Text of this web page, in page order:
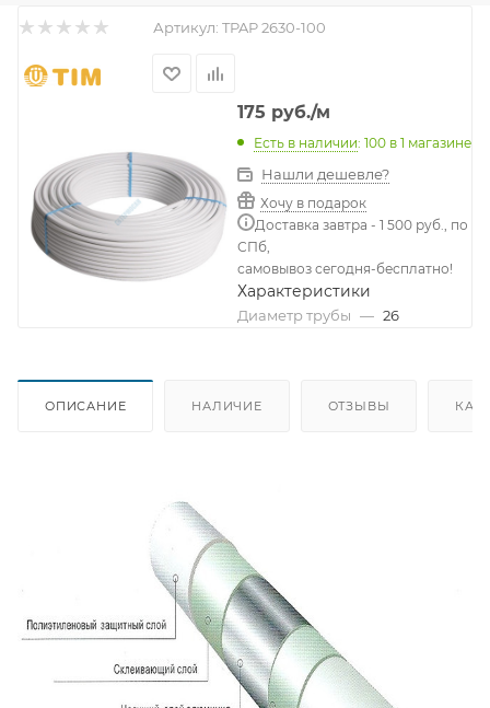
Артикул: TPAP 2630-100
175 руб./м
Есть в наличии: 100 в 1 магазине
Нашли дешевле?
Хочу в подарок
Доставка завтра - 1 500 руб., по
СПб,
самовывоз сегодня-бесплатно!
Характеристики
Диаметр трубы — 26
ОПИСАНИЕ НАЛИЧИЕ ОТЗЫВЫ КАК